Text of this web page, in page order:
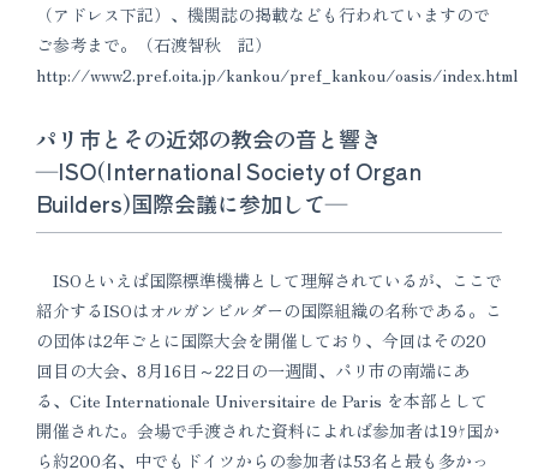
（アドレス下記）、機関誌の掲載なども行われていますので
ご参考まで。（石渡智秋 記）
http://www2.pref.oita.jp/kankou/pref_kankou/oasis/index.html
パリ市とその近郊の教会の音と響き
―ISO(International Society of Organ
Builders)国際会議に参加して―
ISOといえば国際標準機構として理解されているが、ここで
紹介するISOはオルガンビルダーの国際組織の名称である。こ
の団体は2年ごとに国際大会を開催しており、今回はその20
回目の大会、8月16日～22日の一週間、パリ市の南端にあ
る、Cite Internationale Universitaire de Paris を本部として
開催された。会場で手渡された資料によれば参加者は19ｹ国か
ら約200名、中でもドイツからの参加者は53名と最も多かっ